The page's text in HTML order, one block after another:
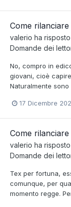
Come rilanciare
valerio ha
Domande dei
No, compro in
giovani, cioè
Naturalmente
17 Dicembre
Come rilanciare
valerio ha
Domande dei
Tex per fortuna,
comunque, per
momento regge.